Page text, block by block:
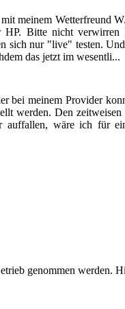
meinem Wetterfreund
HP. Bitte nicht verwirren
sich nur "live" testen.
das jetzt im wesentli...
bei meinem Provider
werden. Den
auffallen, wäre ich für
genommen werden.